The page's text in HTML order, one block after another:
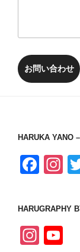
お問い合わせ
HARUKA YANO
F
c
e
b
In
a
HARUGRAPHY
In